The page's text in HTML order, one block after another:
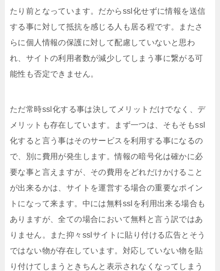
たり前となっています。だからssl化せずに情報を送信
する事に対して抵抗を感じる人も居る程です。またさ
らに個人情報の保護に対して配慮していないと思わ
れ、サイトの利用者数が減少してしまう事に繋がる可
能性も否定できません。
ただ常時ssl化する事は決してメリットだけでなく、デ
メリットも存在しています。まず一つは、そもそもssl
化すると言う事はそのサービスを利用する事になるの
で、別に費用が発生します。情報の暗号化は確かに必
要な事と言えますが、その費用をどれだけかけること
が出来るかは、サイトを運営する場合の重要なポイン
トになって来ます。中には無料sslを利用出来る場合も
ありますが、全ての場合において無料と言う訳ではあ
りません。また抑々sslサイトに貼り付ける広告とそう
ではない物が存在しています。対応していない物を貼
り付けてしまうときちんと表示されなくなってしまう